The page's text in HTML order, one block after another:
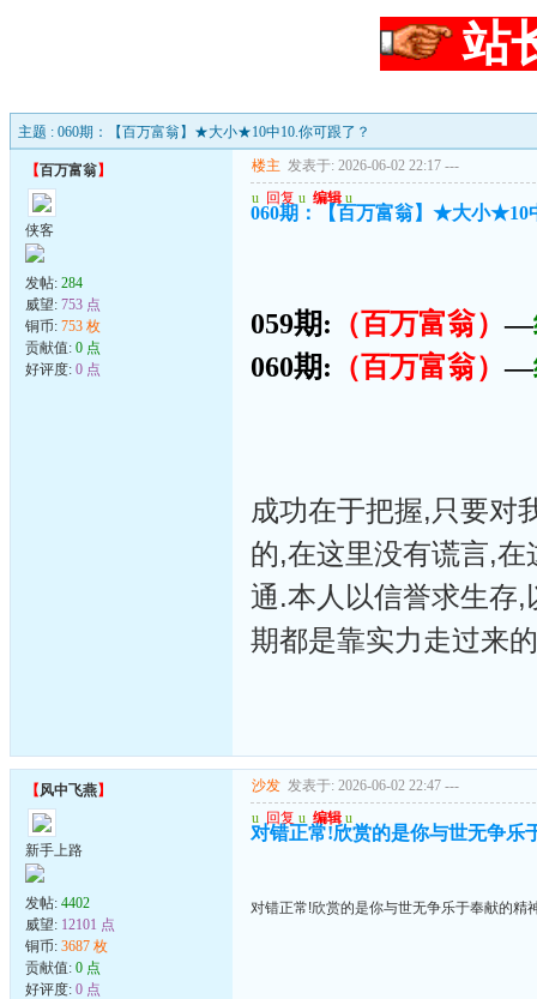
站
主题 : 060期：【百万富翁】★大小★10中10.你可跟了？
【百万富翁】
侠客
发帖: 284
威望: 753 点
铜币: 753 枚
贡献值: 0 点
好评度: 0 点
楼主 发表于: 2026-06-02 22:17 ---
u 回复 u 编辑 u
060期：【百万富翁】★大小★10
059期: （百万富翁）—
060期: （百万富翁）—
成功在于把握,只要对
的,在这里没有谎言,
通.本人以信誉求生存,
期都是靠实力走过来
【风中飞燕】
新手上路
发帖: 4402
威望: 12101 点
铜币: 3687 枚
贡献值: 0 点
好评度: 0 点
沙发 发表于: 2026-06-02 22:47 ---
u 回复 u 编辑 u
对错正常!欣赏的是你与世无争乐
对错正常!欣赏的是你与世无争乐于奉献的精